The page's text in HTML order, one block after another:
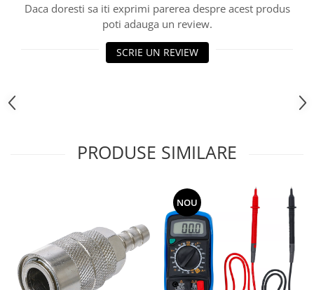
Daca doresti sa iti exprimi parerea despre acest produs
poti adauga un review.
SCRIE UN REVIEW
PRODUSE SIMILARE
NOU